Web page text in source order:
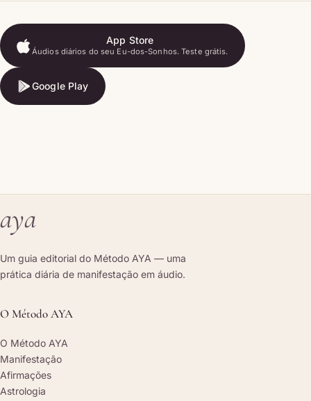
App Store
Áudios diários do seu Eu-dos-Sonhos. Teste grátis.
App Store
Google Play
Google Play
aya
Um guia editorial do Método AYA — uma
prática diária de manifestação em áudio.
O Método AYA
O Método AYA
Manifestação
Afirmações
Astrologia